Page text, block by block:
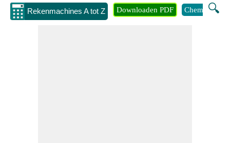
Rekenmachines A tot Z 🔍
Downloaden PDF Chemie